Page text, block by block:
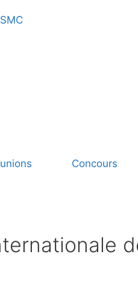
Concours